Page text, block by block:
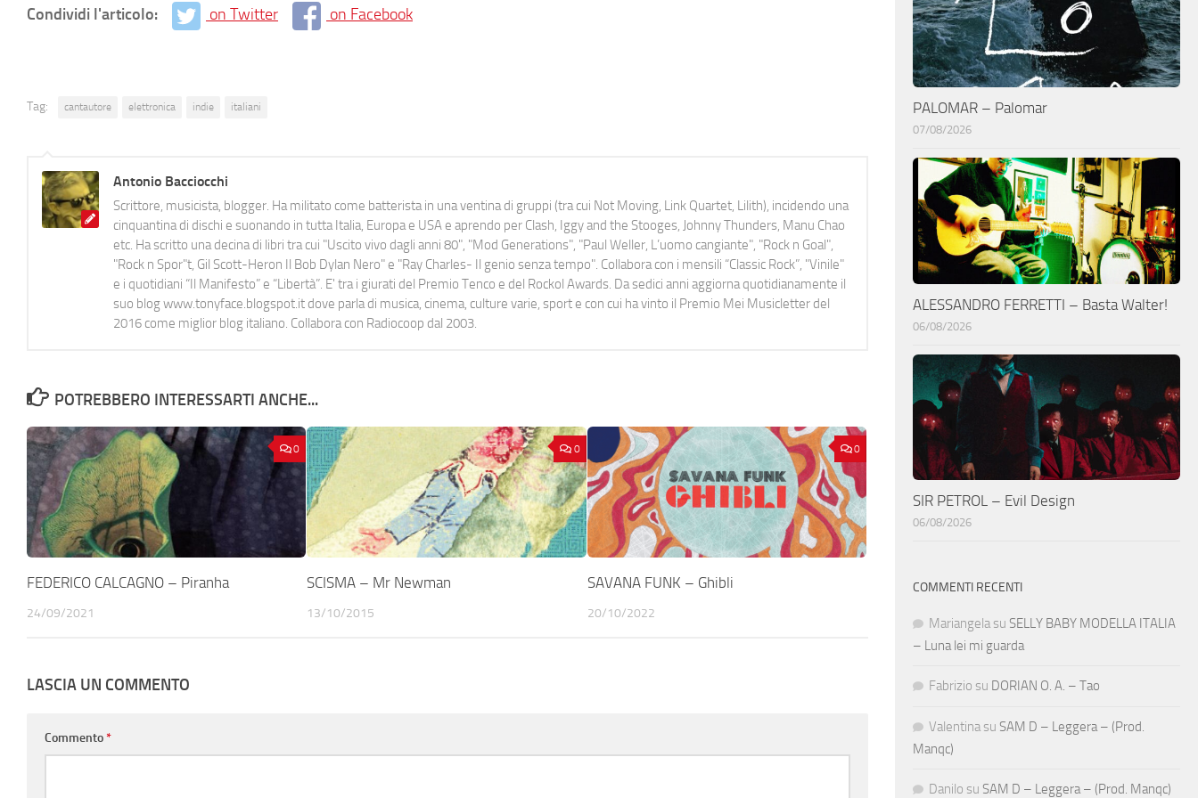
Condividi l'articolo: on Twitter on Facebook
Tag: cantautore elettronica indie italiani
Antonio Bacciocchi
Scrittore, musicista, blogger. Ha militato come batterista in una ventina di gruppi (tra cui Not Moving, Link Quartet, Lilith), incidendo una
cinquantina di dischi e suonando in tutta Italia, Europa e USA e aprendo per Clash, Iggy and the Stooges, Johnny Thunders, Manu Chao
etc. Ha scritto una decina di libri tra cui "Uscito vivo dagli anni 80", "Mod Generations", "Paul Weller, L’uomo cangiante", "Rock n Goal",
"Rock n Spor"t, Gil Scott-Heron Il Bob Dylan Nero" e "Ray Charles- Il genio senza tempo". Collabora con i mensili “Classic Rock”, "Vinile"
e i quotidiani “Il Manifesto” e “Libertà”. E' tra i giurati del Premio Tenco e del Rockol Awards. Da sedici anni aggiorna quotidianamente il
suo blog www.tonyface.blogspot.it dove parla di musica, cinema, culture varie, sport e con cui ha vinto il Premio Mei Musicletter del
2016 come miglior blog italiano. Collabora con Radiocoop dal 2003.
POTREBBERO INTERESSARTI ANCHE...
0
FEDERICO CALCAGNO – Piranha
24/09/2021
0
SCISMA – Mr Newman
13/10/2015
0
SAVANA FUNK – Ghibli
20/10/2022
LASCIA UN COMMENTO
Commento*
PALOMAR – Palomar
07/08/2026
ALESSANDRO FERRETTI – Basta Walter!
06/08/2026
SIR PETROL – Evil Design
06/08/2026
COMMENTI RECENTI
Mariangela su SELLY BABY MODELLA ITALIA
– Luna lei mi guarda
Fabrizio su DORIAN O. A. – Tao
Valentina su SAM D – Leggera – (Prod.
Manqc)
Danilo su SAM D – Leggera – (Prod. Manqc)